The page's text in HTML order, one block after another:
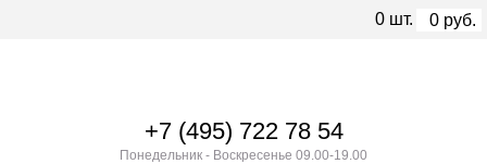
+7 (495) 722 78 54
Понедельник - Воскресенье 09.00-19.00
0 шт. 0 руб.